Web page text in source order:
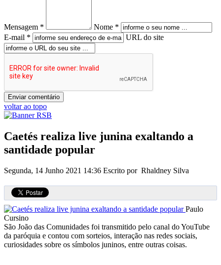
Mensagem *
Nome *
E-mail *
URL do site
voltar ao topo
Caetés realiza live junina exaltando a
santidade popular
Segunda, 14 Junho 2021 14:36 Escrito por Rhaldney Silva
Paulo
Cursino
São João das Comunidades foi transmitido pelo canal do YouTube
da paróquia e contou com sorteios, interação nas redes sociais,
curiosidades sobre os símbolos juninos, entre outras coisas.